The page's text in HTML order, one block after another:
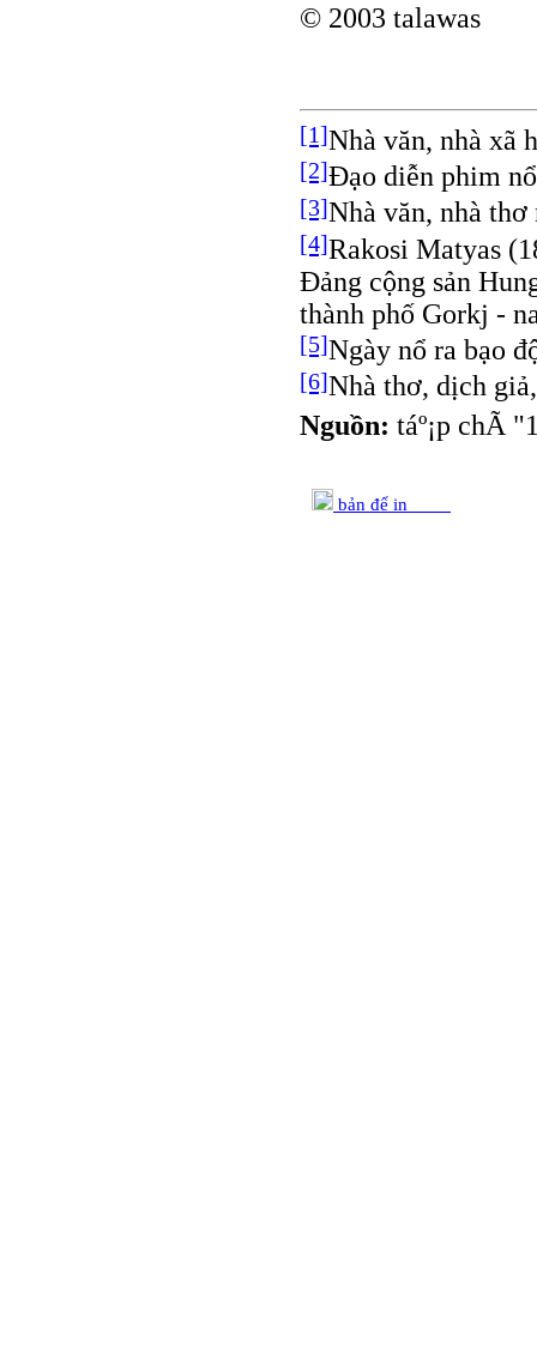
© 2003 talawas
[1]Nhà văn, nhà xã
[2]Đạo diễn phim
[3]Nhà văn, nhà
[4]Rakosi Matyas
Ðảng cộng sản
thành phố Gorkj -
[5]Ngày nổ ra bạo
[6]Nhà thơ, dịch
Nguồn: táº¡p chÃ­
bản để in